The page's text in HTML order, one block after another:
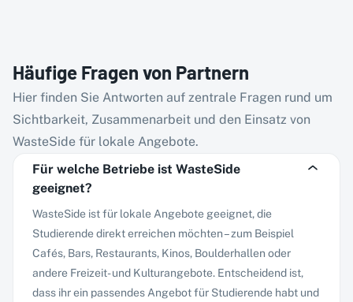
Häufige Fragen von Partnern
Hier finden Sie Antworten auf zentrale Fragen rund um
Sichtbarkeit, Zusammenarbeit und den Einsatz von
WasteSide für lokale Angebote.
Für welche Betriebe ist WasteSide
geeignet?
WasteSide ist für lokale Angebote geeignet, die
Studierende direkt erreichen möchten – zum Beispiel
Cafés, Bars, Restaurants, Kinos, Boulderhallen oder
andere Freizeit- und Kulturangebote. Entscheidend ist,
dass ihr ein passendes Angebot für Studierende habt und